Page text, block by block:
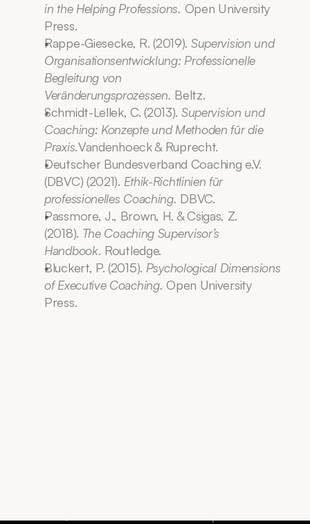
in the Helping Professions. Open University
Press.
Rappe-Giesecke, R. (2019). Supervision und
Organisationsentwicklung: Professionelle
Begleitung von
Veränderungsprozessen. Beltz.
Schmidt-Lellek, C. (2013). Supervision und
Coaching: Konzepte und Methoden für die
Praxis.Vandenhoeck & Ruprecht.
Deutscher Bundesverband Coaching e.V.
(DBVC) (2021). Ethik-Richtlinien für
professionelles Coaching. DBVC.
Passmore, J., Brown, H. & Csigas, Z.
(2018). The Coaching Supervisor’s
Handbook. Routledge.
Bluckert, P. (2015). Psychological Dimensions
of Executive Coaching. Open University
Press.